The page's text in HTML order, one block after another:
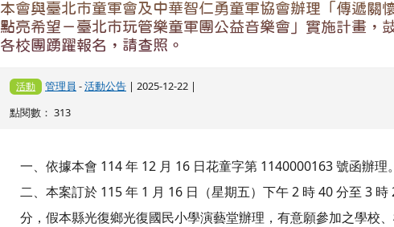
本會與臺北市童軍會及中華智仁勇童軍協會辦理「傳遞關懷
點亮希望－臺北市玩管樂童軍團公益音樂會」實施計畫，
各校團踴躍報名，請查照。
活動 管理員 -活動公告| 2025-12-22 |
點閱數： 313
一、依據本會 114 年 12 月 16 日花童字第 1140000163 號函辦理。
二、本案訂於 115 年 1 月 16 日（星期五）下午 2 時 40 分至 3 時
分，假本縣光復鄉光復國民小學演藝堂辦理，有意願參加之學校